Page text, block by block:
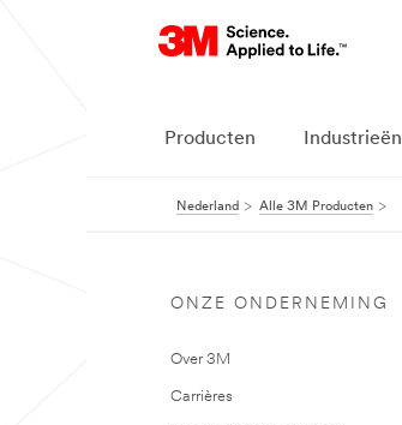
Producten Industrieën
Nederland Alle 3M Producten
ONZE ONDERNEMING
Over 3M
Carrières